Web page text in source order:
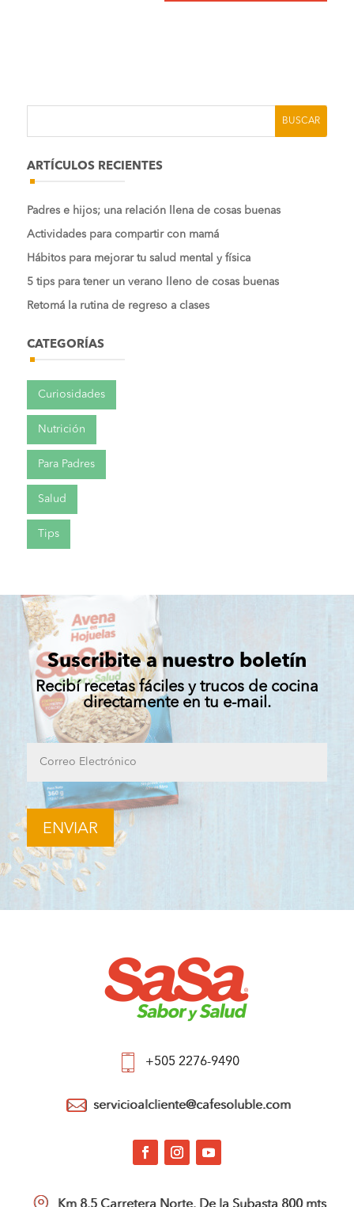
ARTÍCULOS RECIENTES
Padres e hijos; una relación llena de cosas buenas
Actividades para compartir con mamá
Hábitos para mejorar tu salud mental y física
5 tips para tener un verano lleno de cosas buenas
Retomá la rutina de regreso a clases
CATEGORÍAS
Curiosidades
Nutrición
Para Padres
Salud
Tips
Suscribite a nuestro boletín
Recibí recetas fáciles y trucos de cocina
directamente en tu e-mail.
+505 2276-9490
servicioalcliente@cafesoluble.com